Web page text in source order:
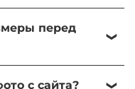
файл шрифта
перед
с сайта?